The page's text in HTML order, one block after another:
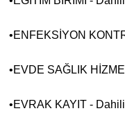
•ENFEKSİYON
•EVDE SAĞLIK
•EVRAK KAYIT -